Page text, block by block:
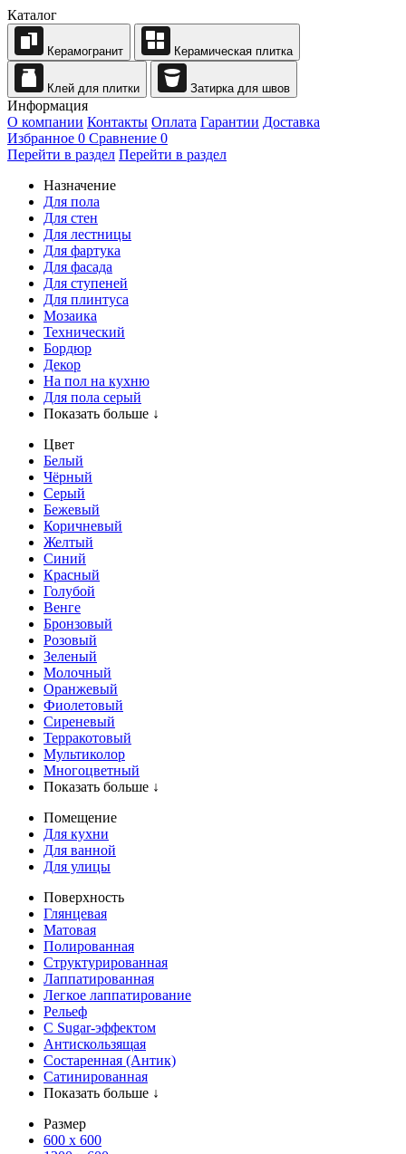
Каталог
Керамогранит Керамическая плитка
Клей для плитки Затирка для швов
Информация
О компании Контакты Оплата Гарантии Доставка
Избранное 0 Сравнение 0
Перейти в раздел Перейти в раздел
Назначение
Для пола
Для стен
Для лестницы
Для фартука
Для фасада
Для ступеней
Для плинтуса
Мозаика
Технический
Бордюр
Декор
На пол на кухню
Для пола серый
Показать больше ↓
Цвет
Белый
Чёрный
Серый
Бежевый
Коричневый
Желтый
Синий
Красный
Голубой
Венге
Бронзовый
Розовый
Зеленый
Молочный
Оранжевый
Фиолетовый
Сиреневый
Терракотовый
Мультиколор
Многоцветный
Показать больше ↓
Помещение
Для кухни
Для ванной
Для улицы
Поверхность
Глянцевая
Матовая
Полированная
Структурированная
Лаппатированная
Легкое лаппатирование
Рельеф
С Sugar-эффектом
Антискользящая
Состаренная (Антик)
Сатинированная
Показать больше ↓
Размер
600 х 600